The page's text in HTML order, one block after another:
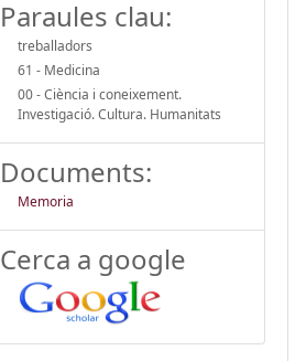
Paraules clau:
treballadors
61 - Medicina
00 - Ciència i coneixement.
Investigació. Cultura. Humanitats
Documents:
Memoria
Cerca a google